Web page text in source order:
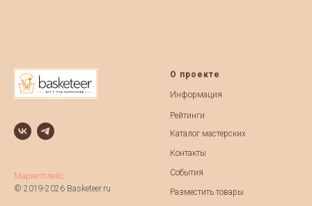
Маркетплейс
© 2019-2026 Basketeer.ru
О проекте
Информация
Рейтинги
Каталог мастерских
Контакты
События
Разместить товары